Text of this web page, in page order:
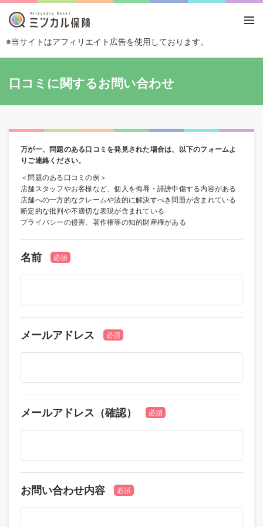
※当サイトはアフィリエイト広告を使用しております。
口コミに関するお問い合わせ
万が一、問題のある口コミを発見された場合は、以下のフォームよ
りご連絡ください。
＜問題のある口コミの例＞
店舗スタッフやお客様など、個人を侮辱・誹謗中傷する内容がある
店舗への一方的なクレームや法的に解決すべき問題が含まれている
断定的な批判や不適切な表現が含まれている
プライバシーの侵害、著作権等の知的財産権がある
名前 必須
メールアドレス 必須
メールアドレス（確認） 必須
お問い合わせ内容 必須